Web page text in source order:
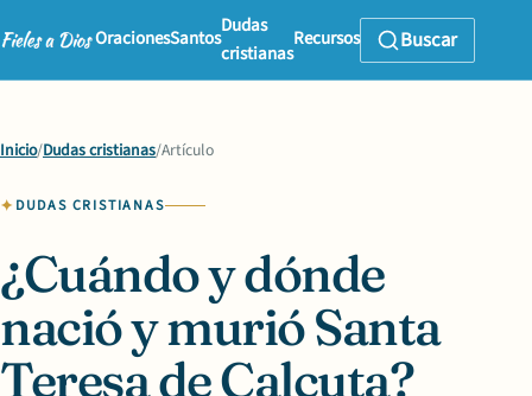
OracionesSantos
Dudas
cristianas
Recursos Buscar
Inicio/Dudas cristianas/Artículo
DUDAS CRISTIANAS
¿Cuándo y dónde
nació y murió Santa
Teresa de Calcuta?